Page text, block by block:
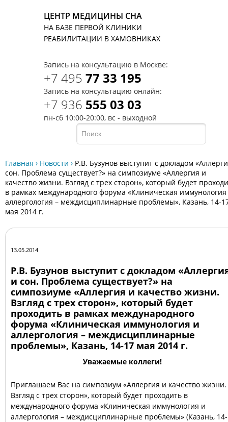
ЦЕНТР МЕДИЦИНЫ СНА
НА БАЗЕ ПЕРВОЙ КЛИНИКИ
РЕАБИЛИТАЦИИ В ХАМОВНИКАХ
Запись на консультацию в Москве:
+7 495 77 33 195
Запись на консультацию онлайн:
+7 936 555 03 03
пн-сб 10:00-20:00, вс - выходной
Главная › Новости › Р.В. Бузунов выступит с докладом
сон. Проблема существует?» на симпозиуме «Аллергия и
качество жизни. Взгляд с трех сторон», который будет
в рамках международного форума «Клиническая
аллергология – междисциплинарные проблемы», Казань, 14-
мая 2014 г.
13.05.2014
Р.В. Бузунов выступит с докладом
и сон. Проблема существует?» на
симпозиуме «Аллергия и качество жизни.
Взгляд с трех сторон», который будет
проходить в рамках международного
форума «Клиническая иммунология и
аллергология – междисциплинарные
проблемы», Казань, 14-17 мая 2014 г.
Уважаемые коллеги!
Приглашаем Вас на симпозиум «Аллергия и качество жизни.
Взгляд с трех сторон», который будет проходить в
международного форума «Клиническая иммунология и
аллергология – междисциплинарные проблемы» (Казань, 14-